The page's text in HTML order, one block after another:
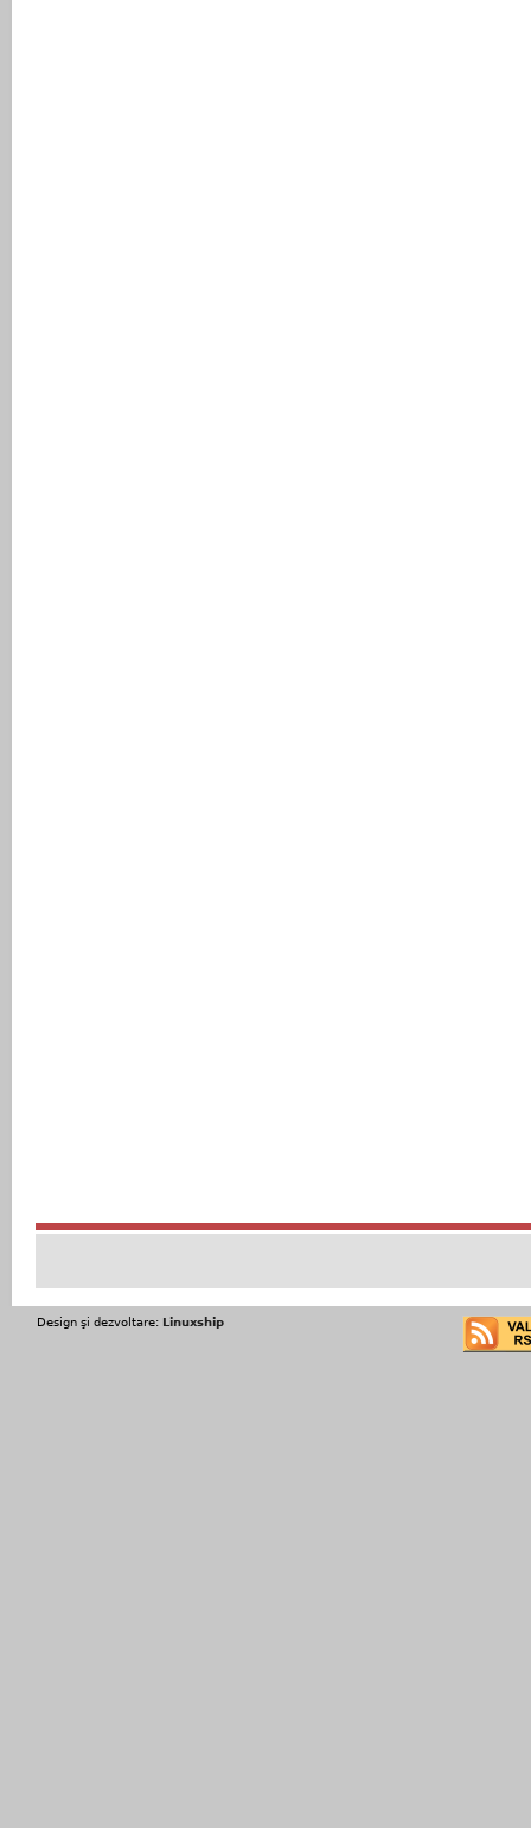
Design şi dezvoltare: Linuxship